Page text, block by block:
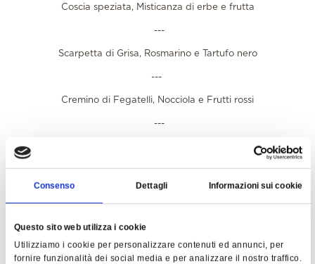
Consenso Dettagli Informazioni sui cookie
Questo sito web utilizza i cookie
Utilizziamo i cookie per personalizzare contenuti ed annunci, per
fornire funzionalità dei social media e per analizzare il nostro traffico.
Coscia speziata, Misticanza di erbe e frutta
---
Scarpetta di Grisa, Rosmarino e Tartufo nero
---
Cremino di Fegatelli, Nocciola e Frutti rossi
---
---
La Grisa compare spesso in Carta durante l'anno tra gli
ingredienti delle creazioni di Andrea.